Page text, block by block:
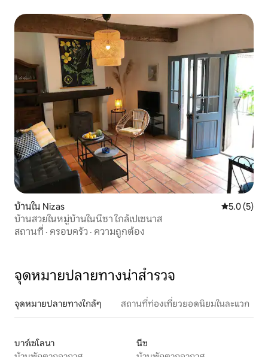
บ้านใน Nizas คะแนนเฉลี่
5.0 (5)
บ้านสวยในหมู่บ้านในนีซา ใกล้เปเซนาส
สถานที่ · ครอบครัว · ความถูกต้อง
จุดหมายปลายทางน่าสำรวจ
จุดหมายปลายทางใกล้ๆ สถานที่ท่องเที่ยวยอดนิยมในละแวก
บาร์เซโลนา
นีซ